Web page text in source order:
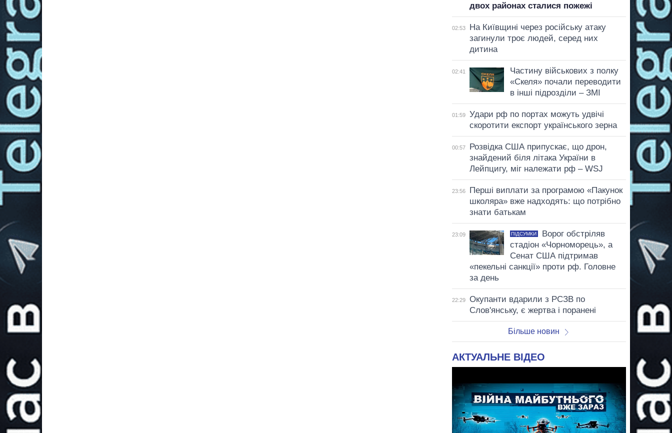
двох районах сталися пожежі
02:53
На Київщині через російську атаку
загинули троє людей, серед них
дитина
02:41
Частину військових з полку
«Скеля» почали переводити
в інші підрозділи – ЗМІ
01:59
Удари рф по портах можуть удвічі
скоротити експорт українського зерна
00:57
Розвідка США припускає, що дрон,
знайдений біля літака України в
Лейпцигу, міг належати рф – WSJ
23:56
Перші виплати за програмою «Пакунок
школяра» вже надходять: що потрібно
знати батькам
23:09 ПІДСУМКИ
Ворог обстріляв
стадіон «Чорноморець», а
Сенат США підтримав
«пекельні санкції» проти рф. Головне
за день
22:29
Окупанти вдарили з РСЗВ по
Слов'янську, є жертва і поранені
Більше новин
АКТУАЛЬНЕ ВІДЕО